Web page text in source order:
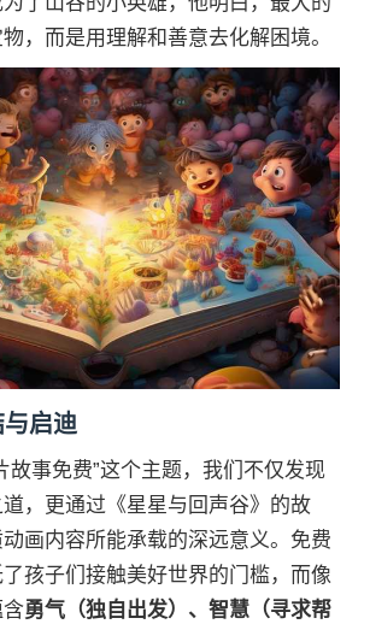
，而是用理解和善意去化解困境。
启迪
故事免费”这个主题，我们不仅发现
道，更通过《星星与回声谷》的故
画内容所能承载的深远意义。免费
孩子们接触美好世界的门槛，而像
勇气（独自出发）、智慧（寻求帮